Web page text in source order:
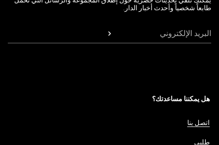
طابعاً شخصياً وأحدث أخبار الدار.
البريد الإلكتروني
هل يمكننا مساعدتك؟
اتصل بنا
طلبي